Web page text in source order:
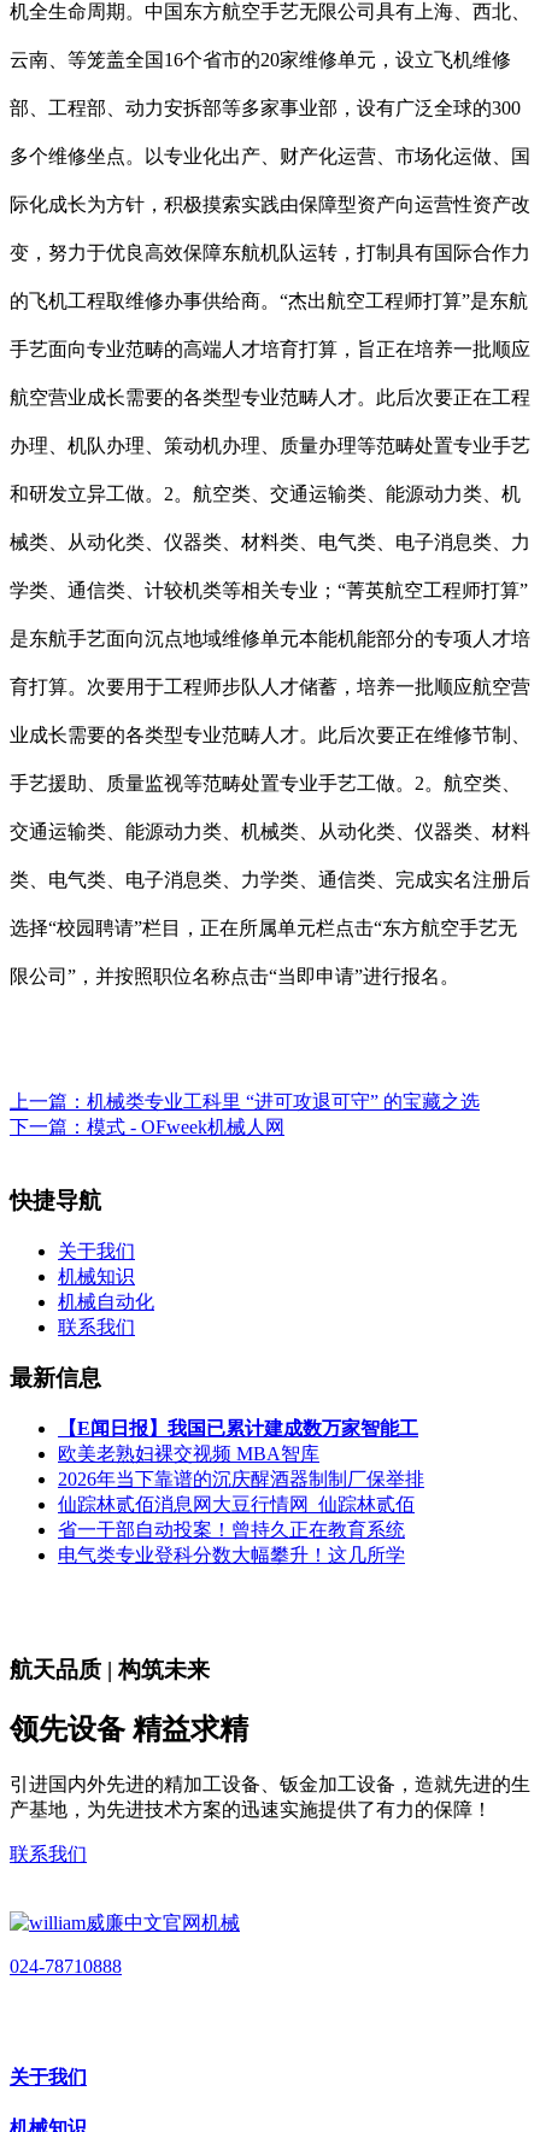
机全生命周期。中国东方航空手艺无限公司具有上海、西北、
云南、等笼盖全国16个省市的20家维修单元，设立飞机维修
部、工程部、动力安拆部等多家事业部，设有广泛全球的300
多个维修坐点。以专业化出产、财产化运营、市场化运做、国
际化成长为方针，积极摸索实践由保障型资产向运营性资产改
变，努力于优良高效保障东航机队运转，打制具有国际合作力
的飞机工程取维修办事供给商。“杰出航空工程师打算”是东航
手艺面向专业范畴的高端人才培育打算，旨正在培养一批顺应
航空营业成长需要的各类型专业范畴人才。此后次要正在工程
办理、机队办理、策动机办理、质量办理等范畴处置专业手艺
和研发立异工做。2。航空类、交通运输类、能源动力类、机
械类、从动化类、仪器类、材料类、电气类、电子消息类、力
学类、通信类、计较机类等相关专业；“菁英航空工程师打算”
是东航手艺面向沉点地域维修单元本能机能部分的专项人才培
育打算。次要用于工程师步队人才储蓄，培养一批顺应航空营
业成长需要的各类型专业范畴人才。此后次要正在维修节制、
手艺援助、质量监视等范畴处置专业手艺工做。2。航空类、
交通运输类、能源动力类、机械类、从动化类、仪器类、材料
类、电气类、电子消息类、力学类、通信类、完成实名注册后
选择“校园聘请”栏目，正在所属单元栏点击“东方航空手艺无
限公司”，并按照职位名称点击“当即申请”进行报名。
上一篇： 机械类专业工科里 “进可攻退可守” 的宝藏之选
下一篇： 模式 - OFweek机械人网
快捷导航
关于我们
机械知识
机械自动化
联系我们
最新信息
【E闻日报】我国已累计建成数万家智能工
欧美老熟妇裸交视频 MBA智库
2026年当下靠谱的沉庆醒酒器制制厂保举排
仙踪林贰佰消息网大豆行情网_仙踪林贰佰
省一干部自动投案！曾持久正在教育系统
电气类专业登科分数大幅攀升！这几所学
航天品质 | 构筑未来
领先设备 精益求精
引进国内外先进的精加工设备、钣金加工设备，造就先进的生
产基地，为先进技术方案的迅速实施提供了有力的保障！
联系我们
024-78710888
关于我们